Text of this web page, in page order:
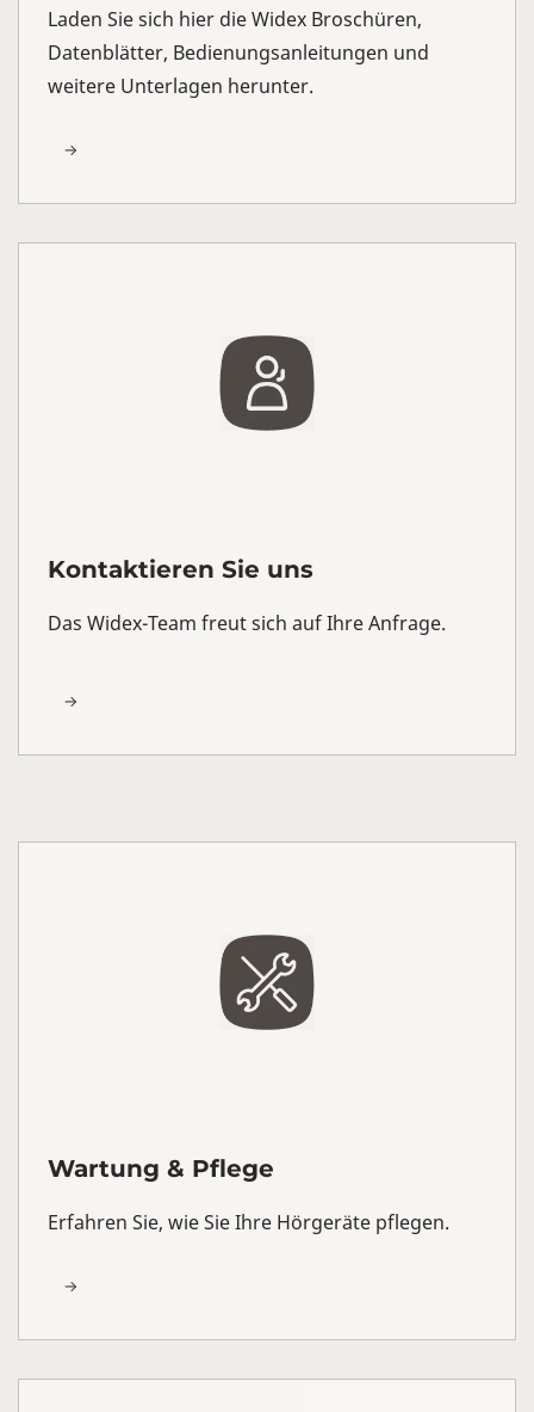
Laden Sie sich hier die Widex Broschüren,
Datenblätter, Bedienungsanleitungen und
weitere Unterlagen herunter.
Kontaktieren Sie uns
Das Widex-Team freut sich auf Ihre Anfrage.
Wartung & Pflege
Erfahren Sie, wie Sie Ihre Hörgeräte pflegen.